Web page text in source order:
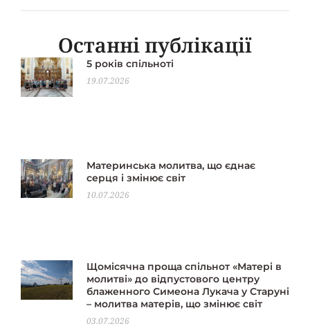
Останні публікації
5 років спільноті
19.07.2026
Материнська молитва, що єднає
серця і змінює світ
10.07.2026
Щомісячна проща спільнот «Матері в
молитві» до відпустового центру
блаженного Симеона Лукача у Старуні
– молитва матерів, що змінює світ
03.07.2026